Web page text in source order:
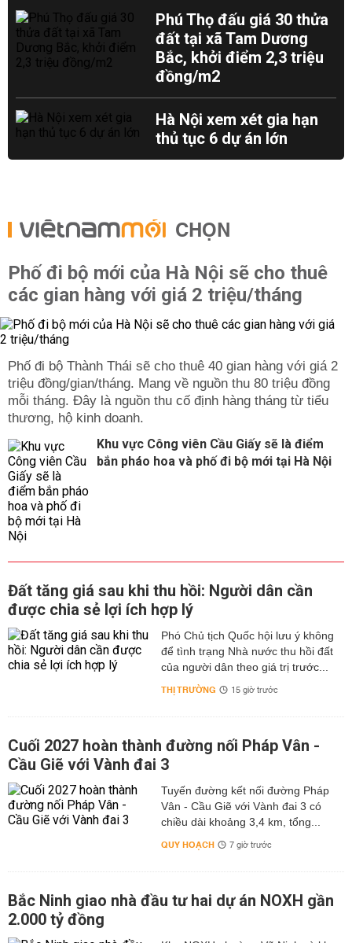
Phú Thọ đấu giá 30 thửa
đất tại xã Tam Dương
Bắc, khởi điểm 2,3 triệu
đồng/m2
Hà Nội xem xét gia hạn
thủ tục 6 dự án lớn
CHỌN
Phố đi bộ mới của Hà Nội sẽ cho thuê
các gian hàng với giá 2 triệu/tháng
Phố đi bộ Thành Thái sẽ cho thuê 40 gian hàng với giá 2
triệu đồng/gian/tháng. Mang về nguồn thu 80 triệu đồng
mỗi tháng. Đây là nguồn thu cố định hàng tháng từ tiểu
thương, hộ kinh doanh.
Khu vực Công viên Cầu Giấy sẽ là điểm
bắn pháo hoa và phố đi bộ mới tại Hà Nội
Đất tăng giá sau khi thu hồi: Người dân cần
được chia sẻ lợi ích hợp lý
Phó Chủ tịch Quốc hội lưu ý không
để tình trạng Nhà nước thu hồi đất
của người dân theo giá trị trước...
THỊ TRƯỜNG 15 giờ trước
Cuối 2027 hoàn thành đường nối Pháp Vân -
Cầu Giẽ với Vành đai 3
Tuyến đường kết nối đường Pháp
Vân - Cầu Giẽ với Vành đai 3 có
chiều dài khoảng 3,4 km, tổng...
QUY HOẠCH 7 giờ trước
Bắc Ninh giao nhà đầu tư hai dự án NOXH gần
2.000 tỷ đồng